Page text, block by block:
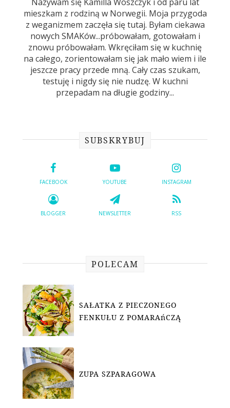
mieszkam z rodziną w Norwegii. Moja przygoda
z weganizmem zaczęła się tutaj. Byłam ciekawa
nowych SMAKów...próbowałam, gotowałam i
znowu próbowałam. Wkręciłam się w kuchnię
na całego, zorientowałam się jak mało wiem i ile
jeszcze pracy przede mną. Cały czas szukam,
testuję i nigdy się nie nudzę. W kuchni
przepadam na długie godziny...
SUBSKRYBUJ
FACEBOOK YOUTUBE INSTAGRAM
BLOGGER NEWSLETTER RSS
POLECAM
SAŁATKA Z PIECZONEGO
FENKUŁU Z POMARAńCZĄ
ZUPA SZPARAGOWA